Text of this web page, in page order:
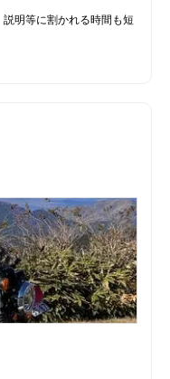
明等に割かれる時間も短